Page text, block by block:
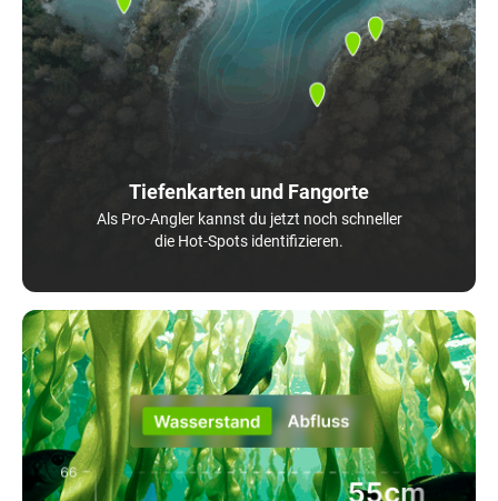
Tiefenkarten und Fangorte
Als Pro-Angler kannst du jetzt noch schneller
die Hot-Spots identifizieren.